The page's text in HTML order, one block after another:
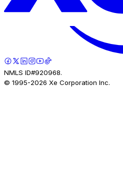
NMLS ID#920968.
© 1995-2026 Xe Corporation Inc.